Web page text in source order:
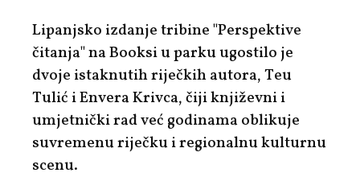
Lipanjsko izdanje tribine "Perspektive
čitanja"na Booksi u parku ugostilo je
dvoje istaknutih riječkih autora,Teu
Tulić iEnvera Krivca, čiji književni i
umjetnički rad već godinama oblikuje
suvremenu riječku i regionalnu kulturnu
scenu.